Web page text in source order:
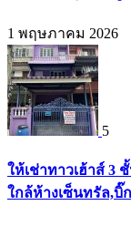
1 พฤษภาคม 2026
5
ให้เช่าทาวเฮ้าส์ 3
ใกล้ห้างเซ็นทรัล,บิ๊